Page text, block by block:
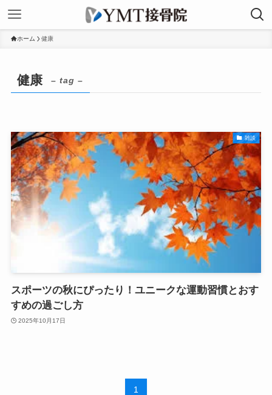
ホーム 健康
健康 – tag –
雑談
スポーツの秋にぴったり！ユニークな運動習慣とおす
すめの過ごし方
2025年10月17日
1